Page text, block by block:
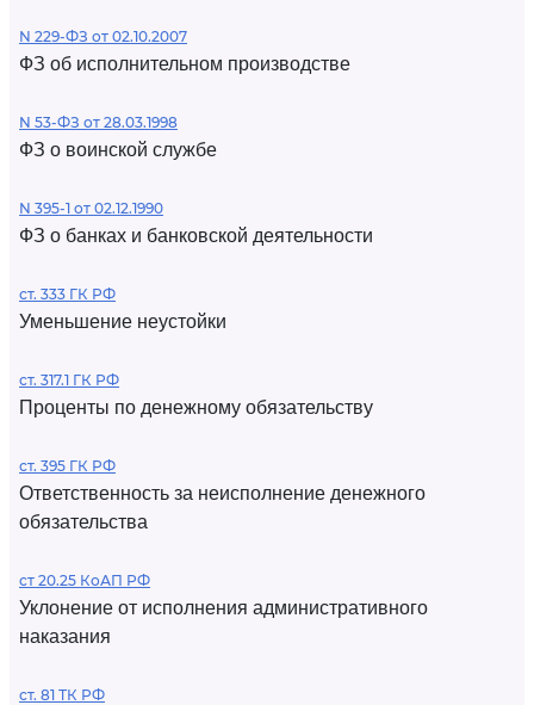
N 229-ФЗ от 02.10.2007
ФЗ об исполнительном производстве
N 53-ФЗ от 28.03.1998
ФЗ о воинской службе
N 395-1 от 02.12.1990
ФЗ о банках и банковской деятельности
ст. 333 ГК РФ
Уменьшение неустойки
ст. 317.1 ГК РФ
Проценты по денежному обязательству
ст. 395 ГК РФ
Ответственность за неисполнение денежного
обязательства
ст 20.25 КоАП РФ
Уклонение от исполнения административного
наказания
ст. 81 ТК РФ